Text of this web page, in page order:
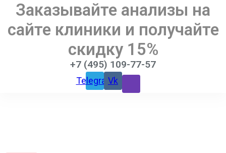
Заказывайте анализы на
сайте клиники и получайте
скидку 15%
+7 (495) 109-77-57
TelegramVk